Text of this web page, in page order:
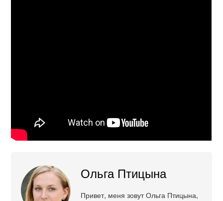
Ольга Птицына
Привет, меня зовут Ольга Птицына,